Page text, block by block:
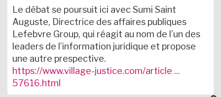
s
a
g
n
o
n
l
u
Le débat se poursuit ici avec Sumi Saint
Auguste, Directrice des affaires publiques
Lefebvre Group, qui réagit au nom de l’un des
leaders de l’information juridique et propose
une autre prespective.
https://www.village-justice.com/article ...
57616.html